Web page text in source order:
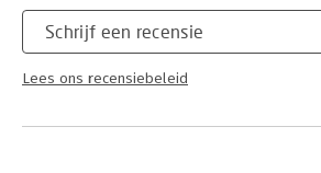
Schrijf een recensie
Lees ons recensiebeleid